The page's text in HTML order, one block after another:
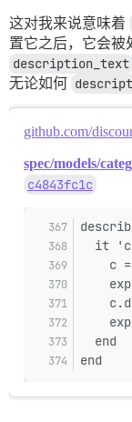
这对我来说意味着
置它之后，它会被
description_text
无论如何
github.com/
spec/models/
c4843fc1c
it
c
  end
end